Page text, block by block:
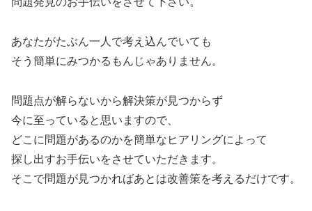
あなたがたぶん一人で考え込んでいても
そう簡単にみつかるもんじゃありません。
問題点が解らないから解決策が見つからず
今に至っていると思いますので、
どこに問題があるのかを簡単なヒアリングによって
探し出すお手伝いをさせていただきます。
そこで問題が見つかればあとは改善策を考えるだけです。